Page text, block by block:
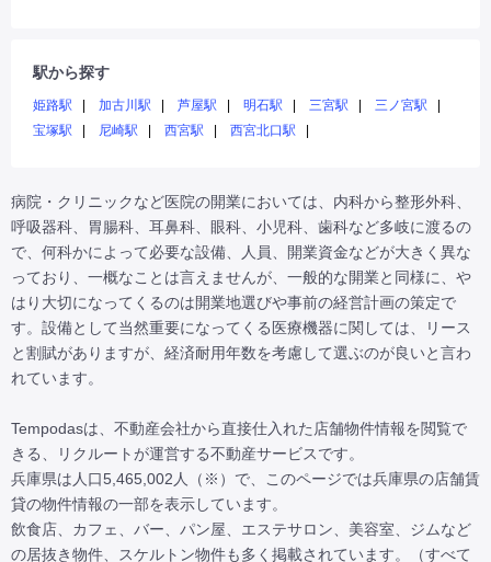
駅から探す
姫路駅 加古川駅 芦屋駅 明石駅 三宮駅
三ノ宮駅
宝塚駅
尼崎駅 西宮駅 西宮北口駅
病院・クリニックなど医院の開業においては、内科から整形外科、
呼吸器科、胃腸科、耳鼻科、眼科、小児科、歯科など多岐に渡るの
で、何科かによって必要な設備、人員、開業資金などが大きく異な
っており、一概なことは言えませんが、一般的な開業と同様に、や
はり大切になってくるのは開業地選びや事前の経営計画の策定で
す。設備として当然重要になってくる医療機器に関しては、リース
と割賦がありますが、経済耐用年数を考慮して選ぶのが良いと言わ
れています。
Tempodasは、不動産会社から直接仕入れた店舗物件情報を閲覧で
きる、リクルートが運営する不動産サービスです。
兵庫県は人口5,465,002人（※）で、このページでは兵庫県の店舗賃
貸の物件情報の一部を表示しています。
飲食店、カフェ、バー、パン屋、エステサロン、美容室、ジムなど
の居抜き物件、スケルトン物件も多く掲載されています。（すべて